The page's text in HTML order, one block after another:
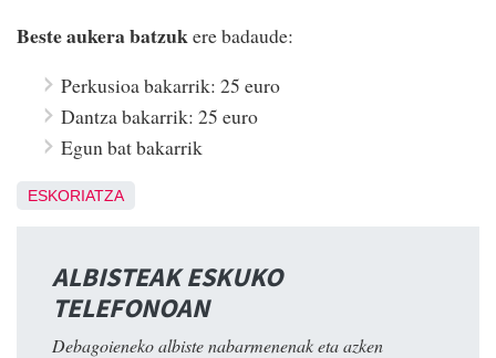
Beste aukera batzukere badaude:
Perkusioa bakarrik: 25 euro
Dantza bakarrik: 25 euro
Egun bat bakarrik
ESKORIATZA
ALBISTEAK ESKUKO
TELEFONOAN
Debagoieneko albiste nabarmenenak eta azken